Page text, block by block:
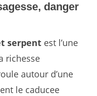
danger
serpent est l’une
richesse
autour d’une
le caducee